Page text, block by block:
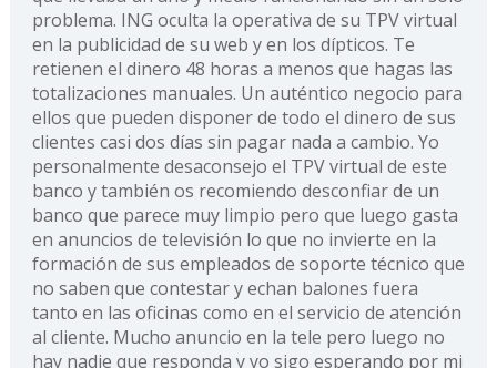
problema. ING oculta la operativa de su TPV virtual
en la publicidad de su web y en los dípticos. Te
retienen el dinero 48 horas a menos que hagas las
totalizaciones manuales. Un auténtico negocio para
ellos que pueden disponer de todo el dinero de sus
clientes casi dos días sin pagar nada a cambio. Yo
personalmente desaconsejo el TPV virtual de este
banco y también os recomiendo desconfiar de un
banco que parece muy limpio pero que luego gasta
en anuncios de televisión lo que no invierte en la
formación de sus empleados de soporte técnico que
no saben que contestar y echan balones fuera
tanto en las oficinas como en el servicio de atención
al cliente. Mucho anuncio en la tele pero luego no
hay nadie que responda y yo sigo esperando por mi